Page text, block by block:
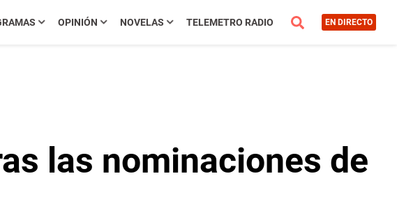
OPINIÓN NOVELAS TELEMETRO RADIO EN DIRECTO
las nominaciones de